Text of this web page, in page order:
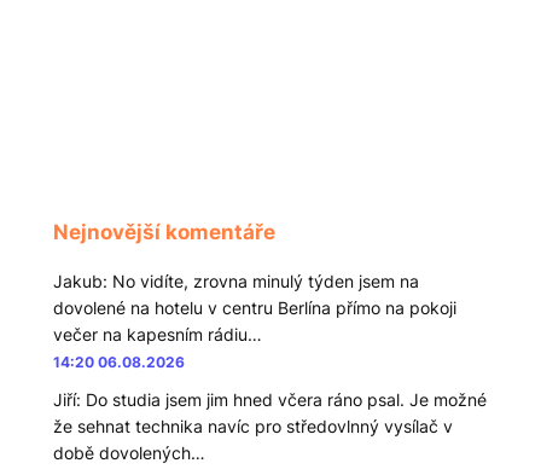
Nejnovější komentáře
Jakub: No vidíte, zrovna minulý týden jsem na
dovolené na hotelu v centru Berlína přímo na pokoji
večer na kapesním rádiu…
14:20 06.08.2026
Jiří: Do studia jsem jim hned včera ráno psal. Je možné
že sehnat technika navíc pro středovlnný vysílač v
době dovolených…